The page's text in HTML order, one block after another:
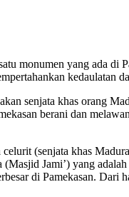
monumen yang ada di
kedaulatan
senjata khas orang
berani dan
(senjata khas
Jami’) yang
di Pamekasan. Dari